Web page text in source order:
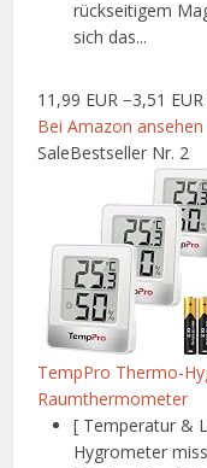
rückseitigem
sich das...
11,99 EUR −3,51 EUR
Bei Amazon ansehen
SaleBestseller Nr. 2
TempPro Thermo-
Raumthermometer
[ Temperatur &
Hygrometer